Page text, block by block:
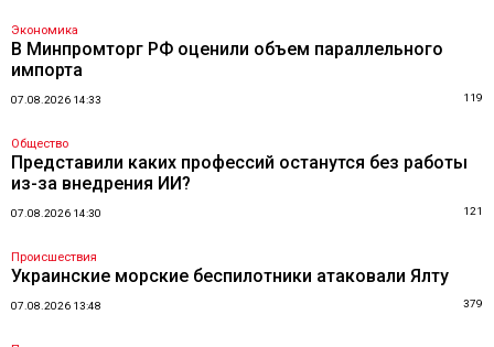
Экономика
В Минпромторг РФ оценили объем параллельного
импорта
07.08.2026 14:33 119
Общество
Представили каких профессий останутся без работы
из-за внедрения ИИ?
07.08.2026 14:30 121
Происшествия
Украинские морские беспилотники атаковали Ялту
07.08.2026 13:48 379